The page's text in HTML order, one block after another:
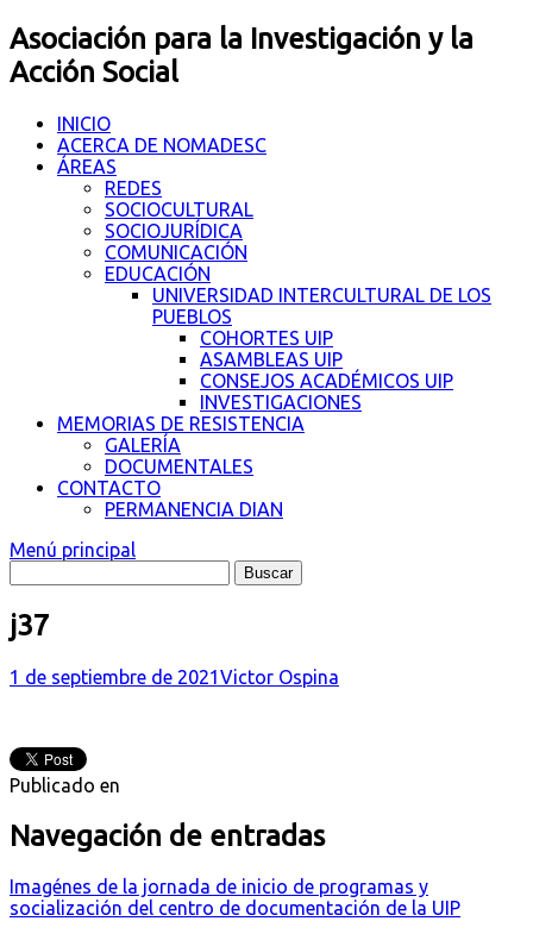
Asociación para la Investigación y la
Acción Social
INICIO
ACERCA DE NOMADESC
ÁREAS
REDES
SOCIOCULTURAL
SOCIOJURÍDICA
COMUNICACIÓN
EDUCACIÓN
UNIVERSIDAD INTERCULTURAL DE LOS
PUEBLOS
COHORTES UIP
ASAMBLEAS UIP
CONSEJOS ACADÉMICOS UIP
INVESTIGACIONES
MEMORIAS DE RESISTENCIA
GALERÍA
DOCUMENTALES
CONTACTO
PERMANENCIA DIAN
Menú principal
j37
1 de septiembre de 2021Victor Ospina
Publicado en
Navegación de entradas
Imagénes de la jornada de inicio de programas y
socialización del centro de documentación de la UIP